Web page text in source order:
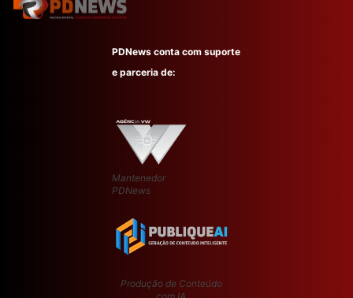
PDNews conta com suporte
e parceria de:
Mantenedor
PDNews
Produção de Conteúdo